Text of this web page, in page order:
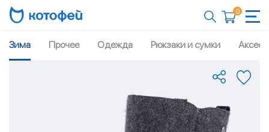
0
Зима Прочее Одежда Рюкзаки и сумки